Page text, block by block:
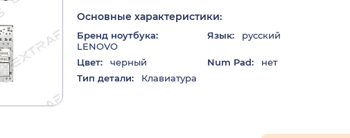
Основные характеристики:
Бренд ноутбука:
LENOVO
Язык: русский
Цвет: черный Num Pad:
нет
Тип детали:
Клавиатура